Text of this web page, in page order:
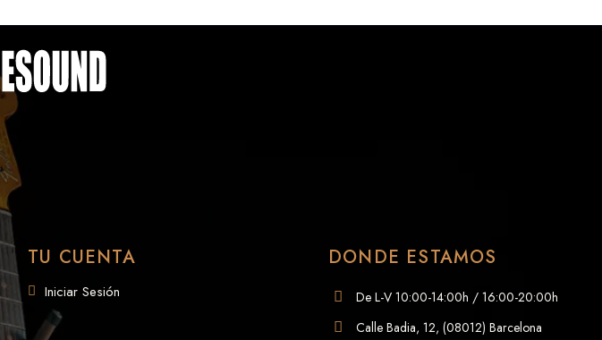
TU CUENTA
Iniciar Sesión
DONDE ESTAMOS
De L-V 10:00-14:00h / 16:00-20:00h
Calle Badia, 12, (08012) Barcelona